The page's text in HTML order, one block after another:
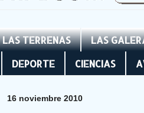
LAS TERRENAS LAS
DEPORTE CIENCIAS
16 noviembre 2010